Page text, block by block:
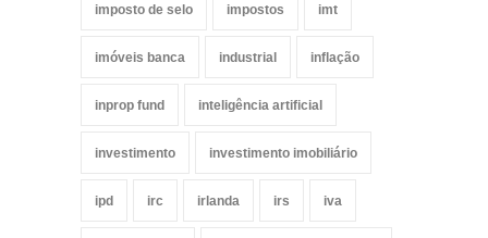
imposto de selo impostos imt
imóveis banca industrial inflação
inprop fund inteligência artificial
investimento investimento imobiliário
ipd irc irlanda irs iva